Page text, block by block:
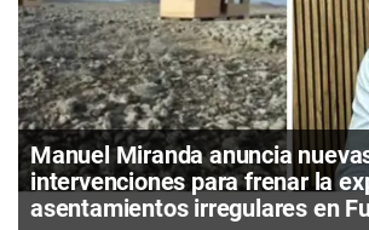
Manuel Miranda anuncia
intervenciones para frenar la
asentamientos irregulares en